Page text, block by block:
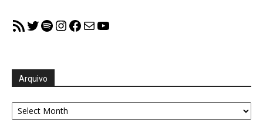
RSS FeedTwitter
Spotify
Instagram
Facebook
MailYouTube
Arquivo
Arquivo